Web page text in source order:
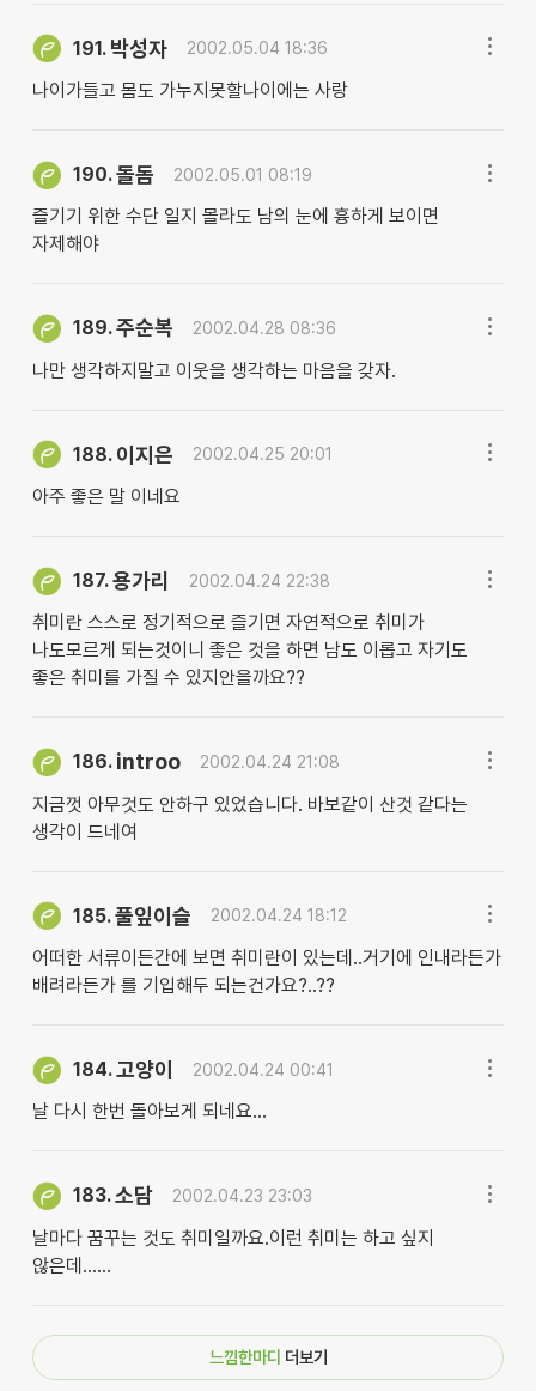
191. 박성자 2002.05.04 18:36
나이가들고 몸도 가누지못할나이에는 사랑
190.돌돔 2002.05.01 08:19
즐기기 위한 수단 일지 몰라도 남의 눈에 흉하게 보이면
자제해야
189.주순복 2002.04.28 08:36
나만 생각하지말고 이웃을 생각하는 마음을 갖자.
188. 이지은 2002.04.25 20:01
아주 좋은 말 이네요
187.용가리 2002.04.24 22:38
취미란 스스로 정기적으로 즐기면 자연적으로 취미가
나도모르게 되는것이니 좋은 것을 하면 남도 이롭고 자기도
좋은 취미를 가질 수 있지안을까요??
186. introo 2002.04.24 21:08
지금껏 아무것도 안하구 있었습니다. 바보같이 산것 같다는
생각이 드네여
185.풀잎이슬 2002.04.24 18:12
어떠한 서류이든간에 보면 취미란이 있는데..거기에 인내라든가
배려라든가 를 기입해두 되는건가요?..??
184.고양이 2002.04.24 00:41
날 다시 한번 돌아보게 되네요...
183.소담 2002.04.23 23:03
날마다 꿈꾸는 것도 취미일까요.이런 취미는 하고 싶지
않은데......
느낌한마디 더보기